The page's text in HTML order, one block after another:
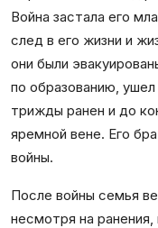
Война застала его
след в его жизни и
они были
по образованию,
трижды ранен и до
яремной вене. Его
войны.
После войны семья
несмотря на